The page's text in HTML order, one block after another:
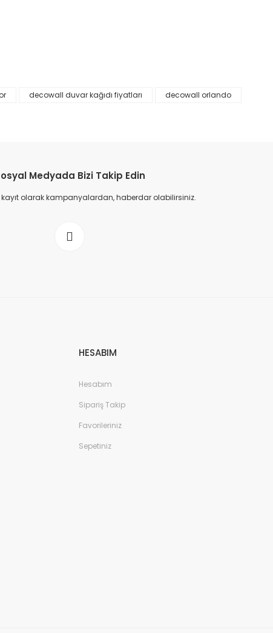
decowall duvar kağıdı fiyatları
decowall orlando
Medyada Bizi Takip Edin
kayıt olarak kampanyalardan, haberdar olabilirsiniz.
HESABIM
Hesabım
Sipariş Takip
Favorileriniz
Sepetiniz